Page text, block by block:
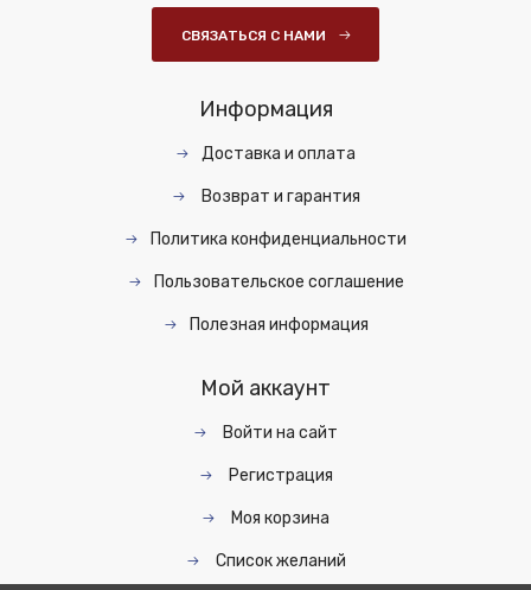
СВЯЗАТЬСЯ С НАМИ
Информация
Доставка и оплата
Возврат и гарантия
Политика конфиденциальности
Пользовательское соглашение
Полезная информация
Мой аккаунт
Войти на сайт
Регистрация
Моя корзина
Список желаний